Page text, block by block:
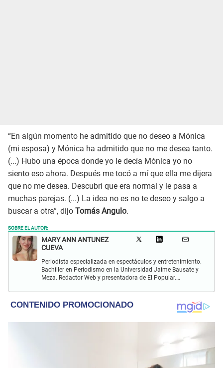
“En algún momento he admitido que no deseo a Mónica
(mi esposa) y Mónica ha admitido que no me desea tanto.
(...) Hubo una época donde yo le decía Mónica yo no
siento eso ahora. Después me tocó a mí que ella me dijera
que no me desea. Descubrí que era normal y le pasa a
muchas parejas. (...) La idea no es no te deseo y salgo a
buscar a otra”, dijo Tomás Angulo.
SOBRE EL AUTOR:
MARY ANN ANTUNEZ
CUEVA
Periodista especializada en espectáculos y entretenimiento.
Bachiller en Periodismo en la Universidad Jaime Bausate y
Meza. Redactor Web y presentadora de El Popular.
y espectáculos internacional.